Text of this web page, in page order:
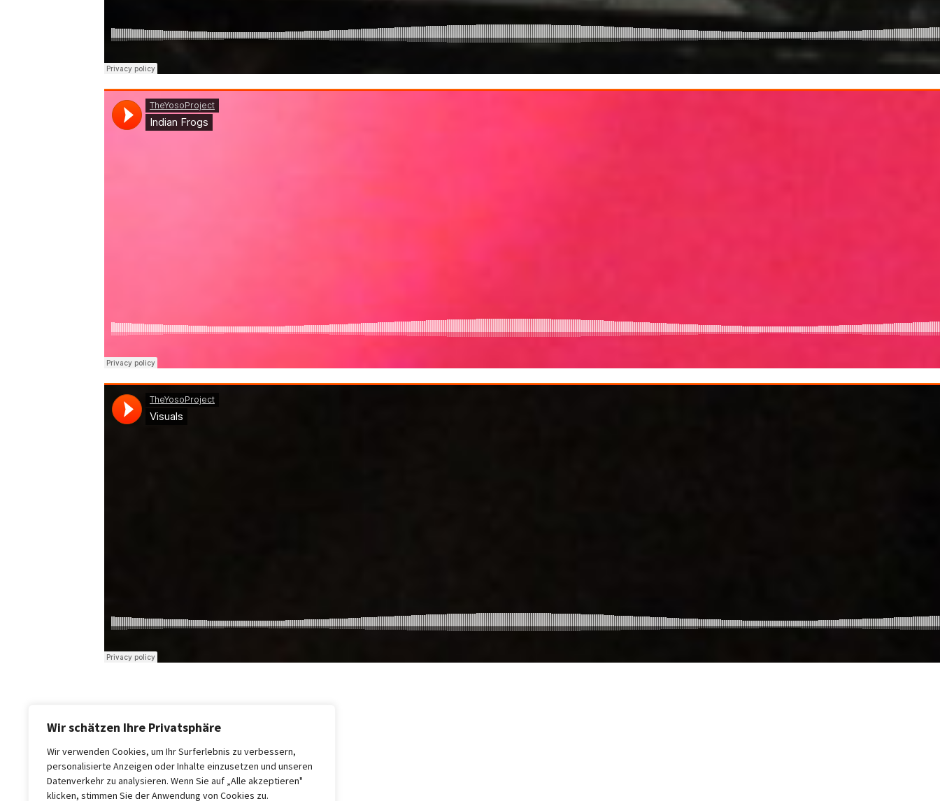
Wir schätzen Ihre Privatsphäre
Wir verwenden Cookies, um Ihr Surferlebnis zu verbessern,
personalisierte Anzeigen oder Inhalte einzusetzen und unseren
Datenverkehr zu analysieren. Wenn Sie auf „Alle akzeptieren"
klicken, stimmen Sie der Anwendung von Cookies zu.